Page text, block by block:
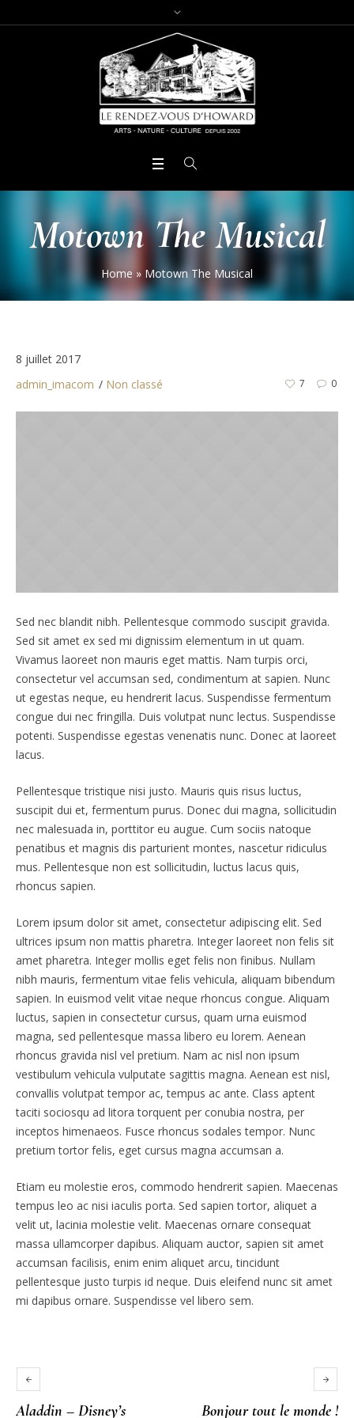
Motown The Musical
Home » Motown The Musical
8 juillet 2017
admin_imacom
Non classé 7 0
Sed nec blandit nibh. Pellentesque commodo suscipit gravida.
Sed sit amet ex sed mi dignissim elementum in ut quam.
Vivamus laoreet non mauris eget mattis. Nam turpis orci,
consectetur vel accumsan sed, condimentum at sapien. Nunc
ut egestas neque, eu hendrerit lacus. Suspendisse fermentum
congue dui nec fringilla. Duis volutpat nunc lectus. Suspendisse
potenti. Suspendisse egestas venenatis nunc. Donec at laoreet
lacus.
Pellentesque tristique nisi justo. Mauris quis risus luctus,
suscipit dui et, fermentum purus. Donec dui magna, sollicitudin
nec malesuada in, porttitor eu augue. Cum sociis natoque
penatibus et magnis dis parturient montes, nascetur ridiculus
mus. Pellentesque non est sollicitudin, luctus lacus quis,
rhoncus sapien.
Lorem ipsum dolor sit amet, consectetur adipiscing elit. Sed
ultrices ipsum non mattis pharetra. Integer laoreet non felis sit
amet pharetra. Integer mollis eget felis non finibus. Nullam
nibh mauris, fermentum vitae felis vehicula, aliquam bibendum
sapien. In euismod velit vitae neque rhoncus congue. Aliquam
luctus, sapien in consectetur cursus, quam urna euismod
magna, sed pellentesque massa libero eu lorem. Aenean
rhoncus gravida nisl vel pretium. Nam ac nisl non ipsum
vestibulum vehicula vulputate sagittis magna. Aenean est nisl,
convallis volutpat tempor ac, tempus ac ante. Class aptent
taciti sociosqu ad litora torquent per conubia nostra, per
inceptos himenaeos. Fusce rhoncus sodales tempor. Nunc
pretium tortor felis, eget cursus magna accumsan a.
Etiam eu molestie eros, commodo hendrerit sapien. Maecenas
tempus leo ac nisi iaculis porta. Sed sapien tortor, aliquet a
velit ut, lacinia molestie velit. Maecenas ornare consequat
massa ullamcorper dapibus. Aliquam auctor, sapien sit amet
accumsan facilisis, enim enim aliquet arcu, tincidunt
pellentesque justo turpis id neque. Duis eleifend nunc sit amet
mi dapibus ornare. Suspendisse vel libero sem.
Aladdin – Disney’s Bonjour tout le monde !